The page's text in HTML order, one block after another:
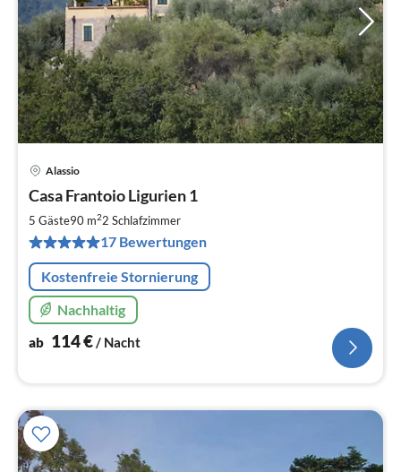
Alassio
Casa Frantoio Ligurien 1
5 Gäste90 m22 Schlafzimmer
17 Bewertungen
Kostenfreie Stornierung
Nachhaltig
ab 114€/ Nacht